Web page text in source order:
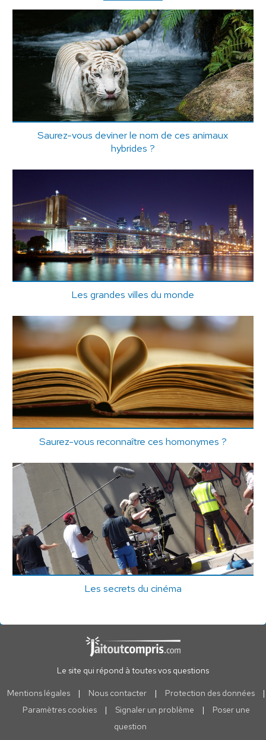
Saurez-vous deviner le nom de ces animaux
hybrides ?
Les grandes villes du monde
Saurez-vous reconnaître ces homonymes ?
Les secrets du cinéma
Le site qui répond à toutes vos questions
Mentions légales | Nous contacter | Protection des données
|
Paramètres cookies
| Signaler un problème |
Poser une
question